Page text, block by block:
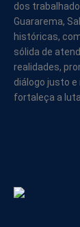
dos
Guararema,
históricas,
sólida de
realidades,
diálogo justo
fortaleça a